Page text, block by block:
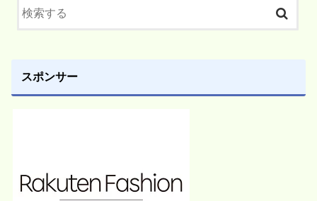
スポンサー